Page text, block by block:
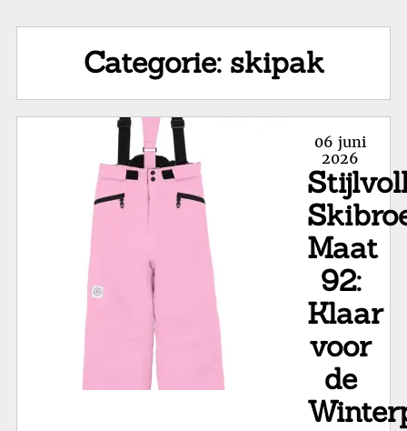
Categorie: skipak
Posted
on
06 juni
2026
Maat
92:
Klaar
voor
de